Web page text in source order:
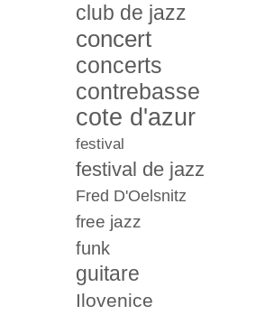
club de jazz
concert
concerts
contrebasse
cote d'azur
festival
festival de jazz
Fred D'Oelsnitz
free jazz
funk
guitare
Ilovenice